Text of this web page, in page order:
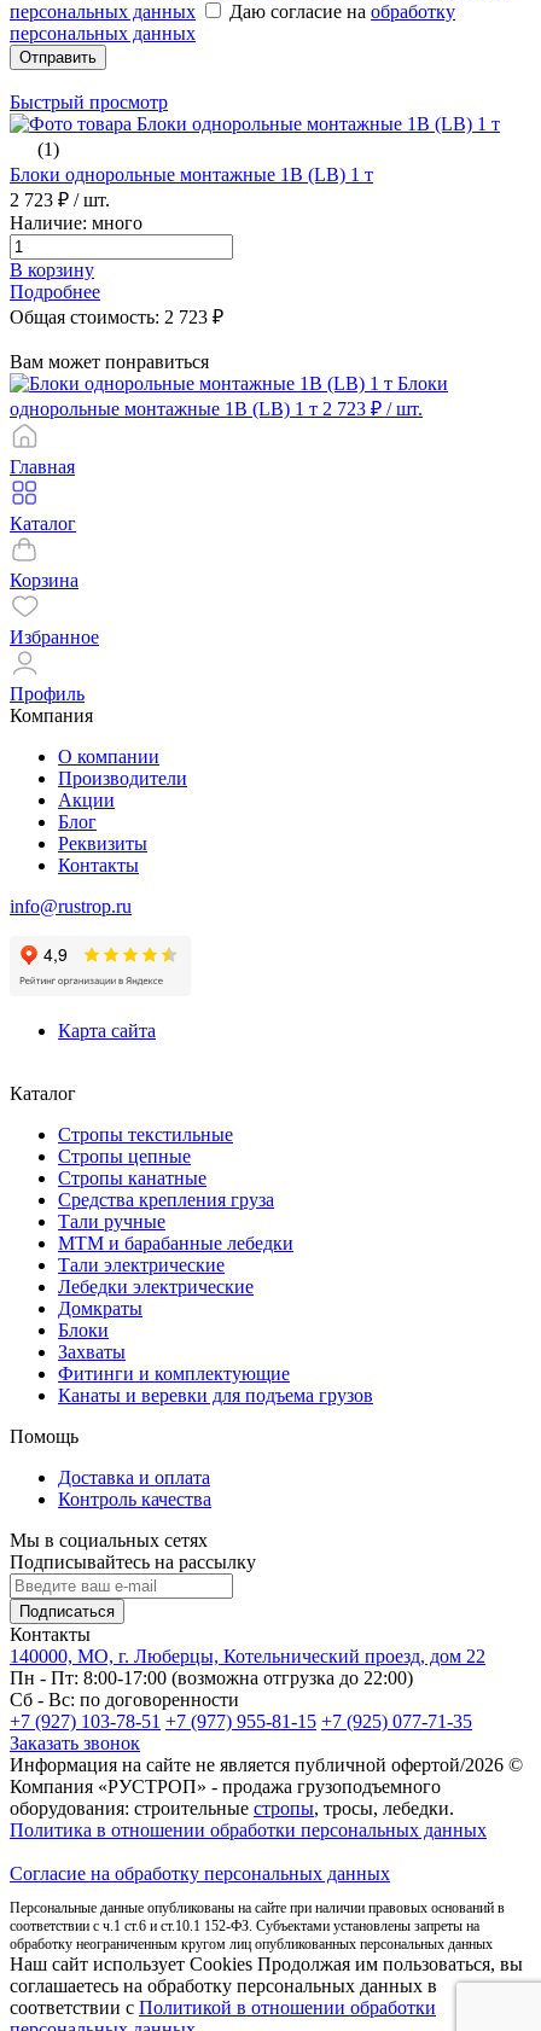
персональных данных
Даю согласие на обработку
персональных данных
Отправить
Быстрый просмотр
(1)
Блоки однорольные монтажные 1B (LB) 1 т
2 723 ₽ / шт.
Наличие: много
В корзину
Подробнее
Общая стоимость: 2 723 ₽
Вам может понравиться
Блоки
однорольные монтажные 1B (LB) 1 т 2 723 ₽ / шт.
Главная
Каталог
Корзина
Избранное
Профиль
Компания
О компании
Производители
Акции
Блог
Реквизиты
Контакты
info@rustrop.ru
Карта сайта
Каталог
Стропы текстильные
Стропы цепные
Стропы канатные
Средства крепления груза
Тали ручные
МТМ и барабанные лебедки
Тали электрические
Лебедки электрические
Домкраты
Блоки
Захваты
Фитинги и комплектующие
Канаты и веревки для подъема грузов
Помощь
Доставка и оплата
Контроль качества
Мы в социальных сетях
Подписывайтесь на рассылку
Подписаться
Контакты
140000, МО, г. Люберцы, Котельнический проезд, дом 22
Пн - Пт: 8:00-17:00 (возможна отгрузка до 22:00)
Сб - Вс: по договоренности
+7 (927) 103-78-51 +7 (977) 955-81-15 +7 (925) 077-71-35
Заказать звонок
Информация на сайте не является публичной офертой/2026 ©
Компания «РУСТРОП» - продажа грузоподъемного
оборудования: строительные стропы, тросы, лебедки.
Политика в отношении обработки персональных данных
Согласие на обработку персональных данных
Персональные данные опубликованы на сайте при наличии правовых оснований в
соответствии с ч.1 ст.6 и ст.10.1 152-ФЗ. Субъектами установлены запреты на
обработку неограниченным кругом лиц опубликованных персональных данных
Наш сайт использует Cookies Продолжая им пользоваться, вы
соглашаетесь на обработку персональных данных в
соответствии с Политикой в отношении обработки